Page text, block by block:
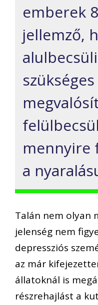
emberek
jellemző,
mennyire
a
Talán nem olyan
jelenség nem
depressziós
az már
állatoknál is
részrehajlást a